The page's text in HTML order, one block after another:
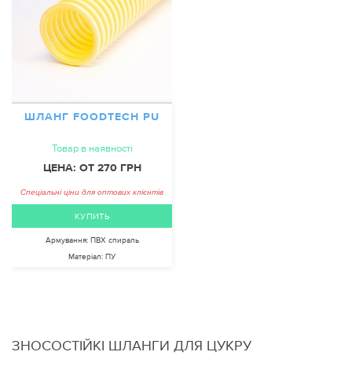
ШЛАНГ FOODTECH PU
Товар в наявності
ЦЕНА: ОТ 270 ГРН
Спеціальні ціни для оптових клієнтів
КУПИТЬ
Армування: ПВХ спираль
Матеріал: ПУ
ЗНОСОСТІЙКІ ШЛАНГИ ДЛЯ ЦУКРУ